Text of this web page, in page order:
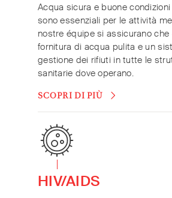
Acqua sicura e buone
sono essenziali per le attività
nostre équipe si assicurano che
fornitura di acqua pulita e un
gestione dei rifiuti in tutte le
sanitarie dove operano.
SCOPRI DI PIÙ
HIV/AIDS